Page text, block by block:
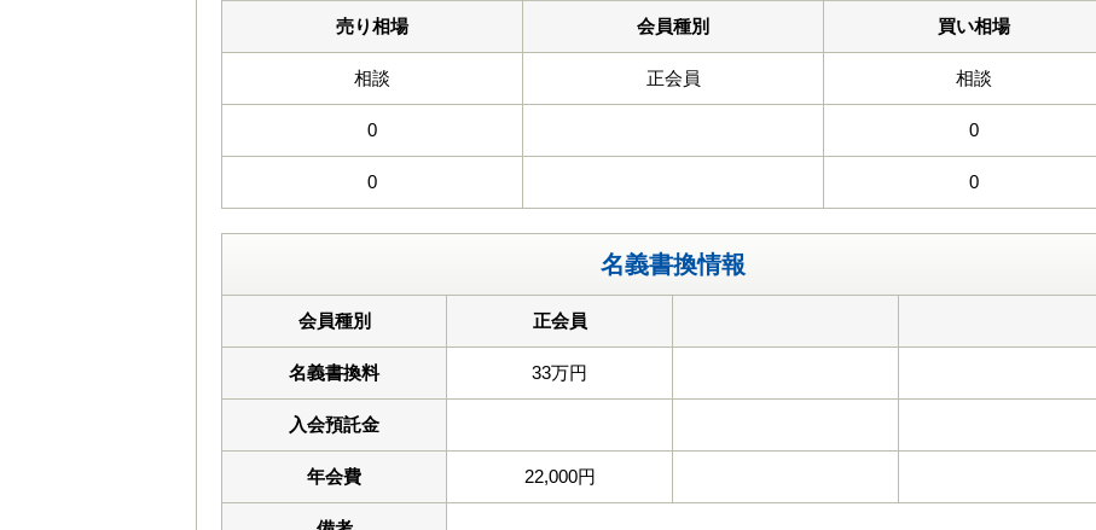
売り相場 会員種別 買い相場
相談 正会員 相談
0 0
0 0
名義書換情報
会員種別 正会員
名義書換料 33万円
入会預託金
年会費 22,000円